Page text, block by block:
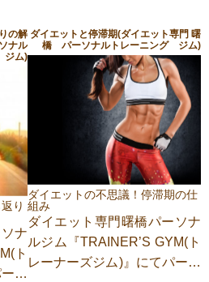
っ
け
女
リ
が
。
エ
リ
ま
（みつる）」のパンが大変注
目を浴びているとの情報を入
手。ひじきや味つけたまご、
豚の角煮などを使用した和風
総菜パンが話題となり、連日
大盛況の人気店なんだそうで
す。今回は番外編としてお店
の詳細やおすすめのパンなど
についてご紹介します！
の解
ナル
ジム)
り
ナ
ト
ソ
ダイエットと停滞期(ダイエット専門 曙
橋 パーソナルトレーニング ジム)
ダイエットの不思議！停滞期の仕
組み
ダイエット専門曙橋パーソナ
ルジム『TRAINER’S GYM(ト
レーナーズジム)』にてパーソ